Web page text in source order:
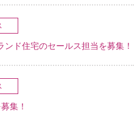
ド住宅のセールス担当を募集！
集！